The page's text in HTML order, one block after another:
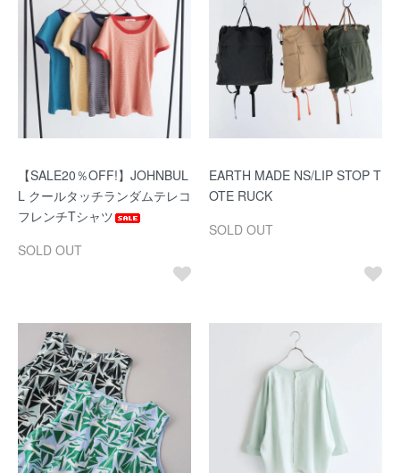
【SALE20％OFF!】JOHNBUL
L クールタッチランダムテレコ
フレンチTシャツ
SOLD OUT
EARTH MADE NS/LIP STOP T
OTE RUCK
SOLD OUT